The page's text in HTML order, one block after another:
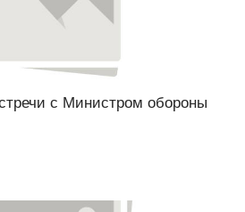
с Министром обороны